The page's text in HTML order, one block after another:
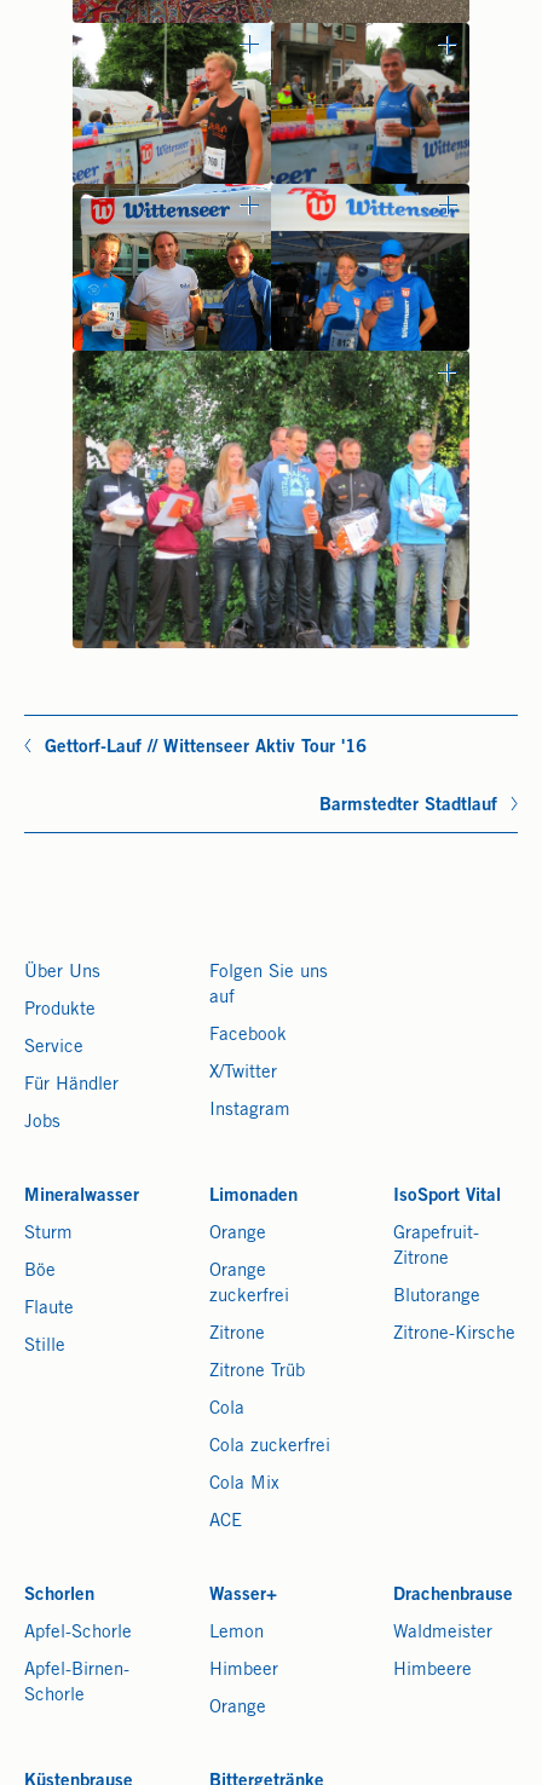
Gettorf-Lauf // Wittenseer Aktiv Tour '16
Barmstedter Stadtlauf
Mineralwasser
Sturm
Böe
Flaute
Stille
Limonaden
Orange
Orange
zuckerfrei
Zitrone
Zitrone Trüb
Cola
Cola zuckerfrei
Cola Mix
ACE
IsoSport Vital
Grapefruit-
Zitrone
Blutorange
Zitrone-Kirsche
Schorlen
Apfel-Schorle
Apfel-Birnen-
Schorle
Wasser+
Lemon
Himbeer
Orange
Drachenbrause
Waldmeister
Himbeere
Über Uns
Produkte
Service
Für Händler
Jobs
Folgen Sie uns
auf
Facebook
X/Twitter
Instagram